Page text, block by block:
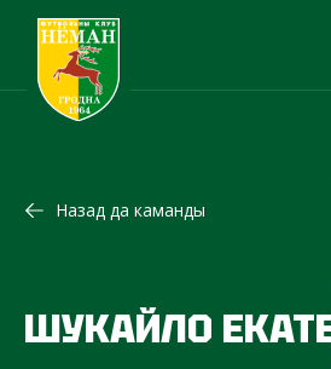
Назад да каманды
ШУКАЙЛО